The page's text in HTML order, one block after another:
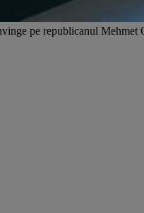
pe republicanul Mehmet